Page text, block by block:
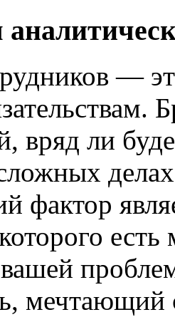
—
вряд ли
фактор
мечтающий